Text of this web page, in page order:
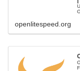
openlitespeed.org